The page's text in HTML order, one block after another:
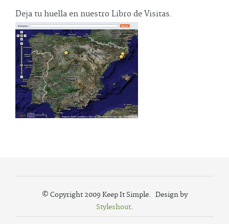
Deja tu huella en nuestro Libro de Visitas.
© Copyright 2009 Keep It Simple. Design by
Styleshout.